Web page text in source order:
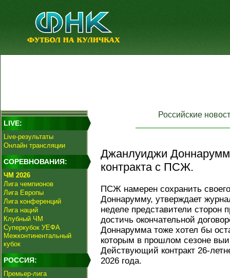
LIVE:
Live-результаты
Онлайн трансляции
СОРЕВНОВАНИЯ:
ЧМ 2026
Лига чемпионов
Лига Европы
Лига конференций
Лига наций
Клубный ЧМ
Суперкубок УЕФА
Межконтинентальный
кубок
РОССИЯ:
Премьер-лига
Российские
Джанлуиджи
контракта с ПСЖ.
ПСЖ намерен сохранить
Доннарумму, утверждает
неделе представители сторон
достичь окончательной
Доннарумма тоже хотел бы
которым в прошлом сезоне
Действующий контракт
2026 года.